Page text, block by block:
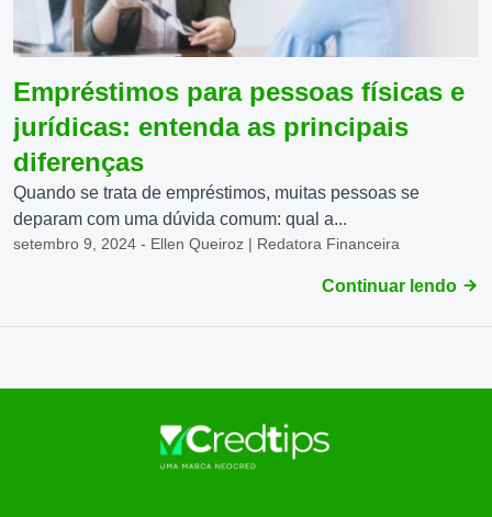
Empréstimos para pessoas físicas e
jurídicas: entenda as principais
diferenças
Quando se trata de empréstimos, muitas pessoas se
deparam com uma dúvida comum: qual a...
setembro 9, 2024 - Ellen Queiroz | Redatora Financeira
Continuar lendo